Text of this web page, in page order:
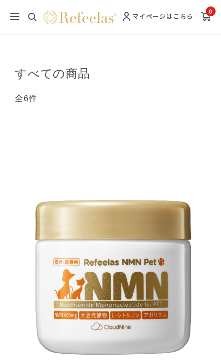
マイページはこちら
0
すべての商品
全6件